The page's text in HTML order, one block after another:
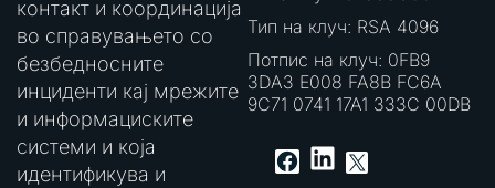
контакт и координација
во справувањето со
безбедносните
инциденти кај мрежите
и информациските
системи и која
идентификува и
Тип на клуч: RSA 4096
Потпис на клуч: 0FB9
3DA3 E008 FA8B FC6A
9C71 0741 17A1 333C 00DB
Facebook
LinkedIn
X